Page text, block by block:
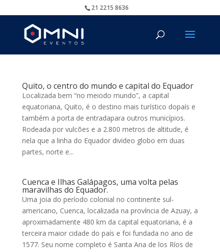
21 2215 8636
Quito, o centro do mundo e capital do Equador
Localizada bem “no meiodo mundo”, a capital
equatoriana, Quito, é o destino mais turístico dopaís e
também a porta de entradapara outros municípios.
Rodeada por vulcões e a 2.800 metros de altitude, é
nela que a linha do Equador divideo globo em duas
partes, norte e...
Cuenca e Ilhas Galápagos, uma volta pelas
maravilhas do Equador.
Uma joia do período colonial no continente sul-
americano, Cuenca, localizada na província de Azuay, a
aproximadamente 480 km da capital equatoriana, é a
terceira maior cidade do país e foi fundada no ano de
1577. Seu nome completo é Santa Ana de los Ríos de